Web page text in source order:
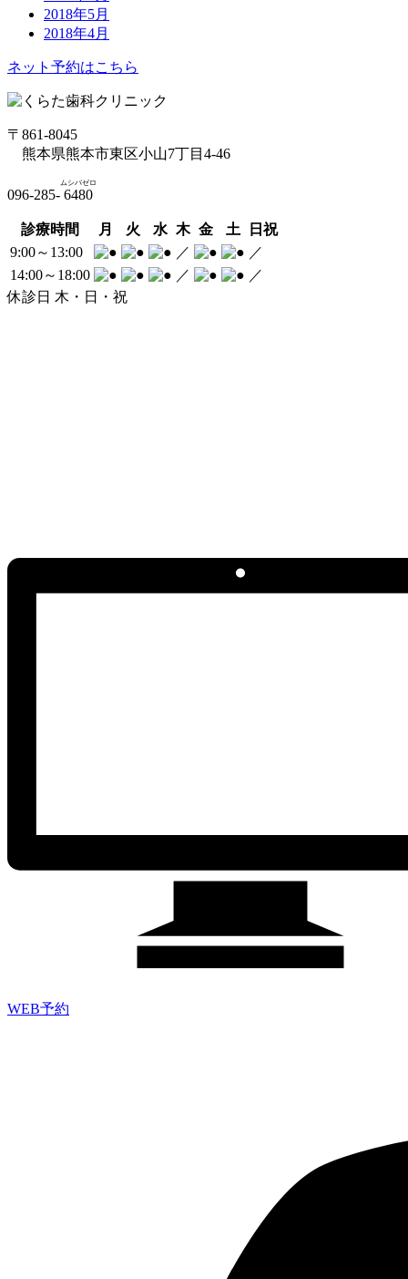
2018年5月
2018年4月
ネット予約はこちら
〒861-8045
熊本県熊本市東区小山7丁目4-46
096-285- 6480
ムシバゼロ
診療時間 月 火 水 木 金 土
日祝
9:00～13:00
／
／
14:00～18:00
／
／
休診日 木・日・祝
WEB予約